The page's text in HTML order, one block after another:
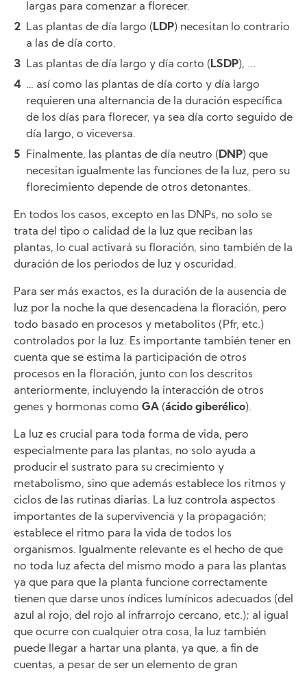
largas para comenzar a florecer.
Las plantas de día largo ( LDP) necesitan lo contrario
a las de día corto.
Las plantas de día largo y día corto ( LSDP), ...
… así como las plantas de día corto y día largo
requieren una alternancia de la duración específica
de los días para florecer, ya sea día corto seguido de
día largo, o viceversa.
Finalmente, las plantas de día neutro ( DNP) que
necesitan igualmente las funciones de la luz, pero su
florecimiento depende de otros detonantes.
En todos los casos, excepto en las DNPs, no solo se
trata del tipo o calidad de la luz que reciban las
plantas, lo cual activará su floración, sino también de la
duración de los periodos de luz y oscuridad.
Para ser más exactos, es la duración de la ausencia de
luz por la noche la que desencadena la floración, pero
todo basado en procesos y metabolitos (Pfr, etc.)
controlados por la luz. Es importante también tener en
cuenta que se estima la participación de otros
procesos en la floración, junto con los descritos
anteriormente, incluyendo la interacción de otros
genes y hormonas como GA (ácido giberélico).
La luz es crucial para toda forma de vida, pero
especialmente para las plantas, no solo ayuda a
producir el sustrato para su crecimiento y
metabolismo, sino que además establece los ritmos y
ciclos de las rutinas diarias. La luz controla aspectos
importantes de la supervivencia y la propagación;
establece el ritmo para la vida de todos los
organismos. Igualmente relevante es el hecho de que
no toda luz afecta del mismo modo a para las plantas
ya que para que la planta funcione correctamente
tienen que darse unos índices lumínicos adecuados (del
azul al rojo, del rojo al infrarrojo cercano, etc.); al igual
que ocurre con cualquier otra cosa, la luz también
puede llegar a hartar una planta, ya que, a fin de
cuentas, a pesar de ser un elemento de gran